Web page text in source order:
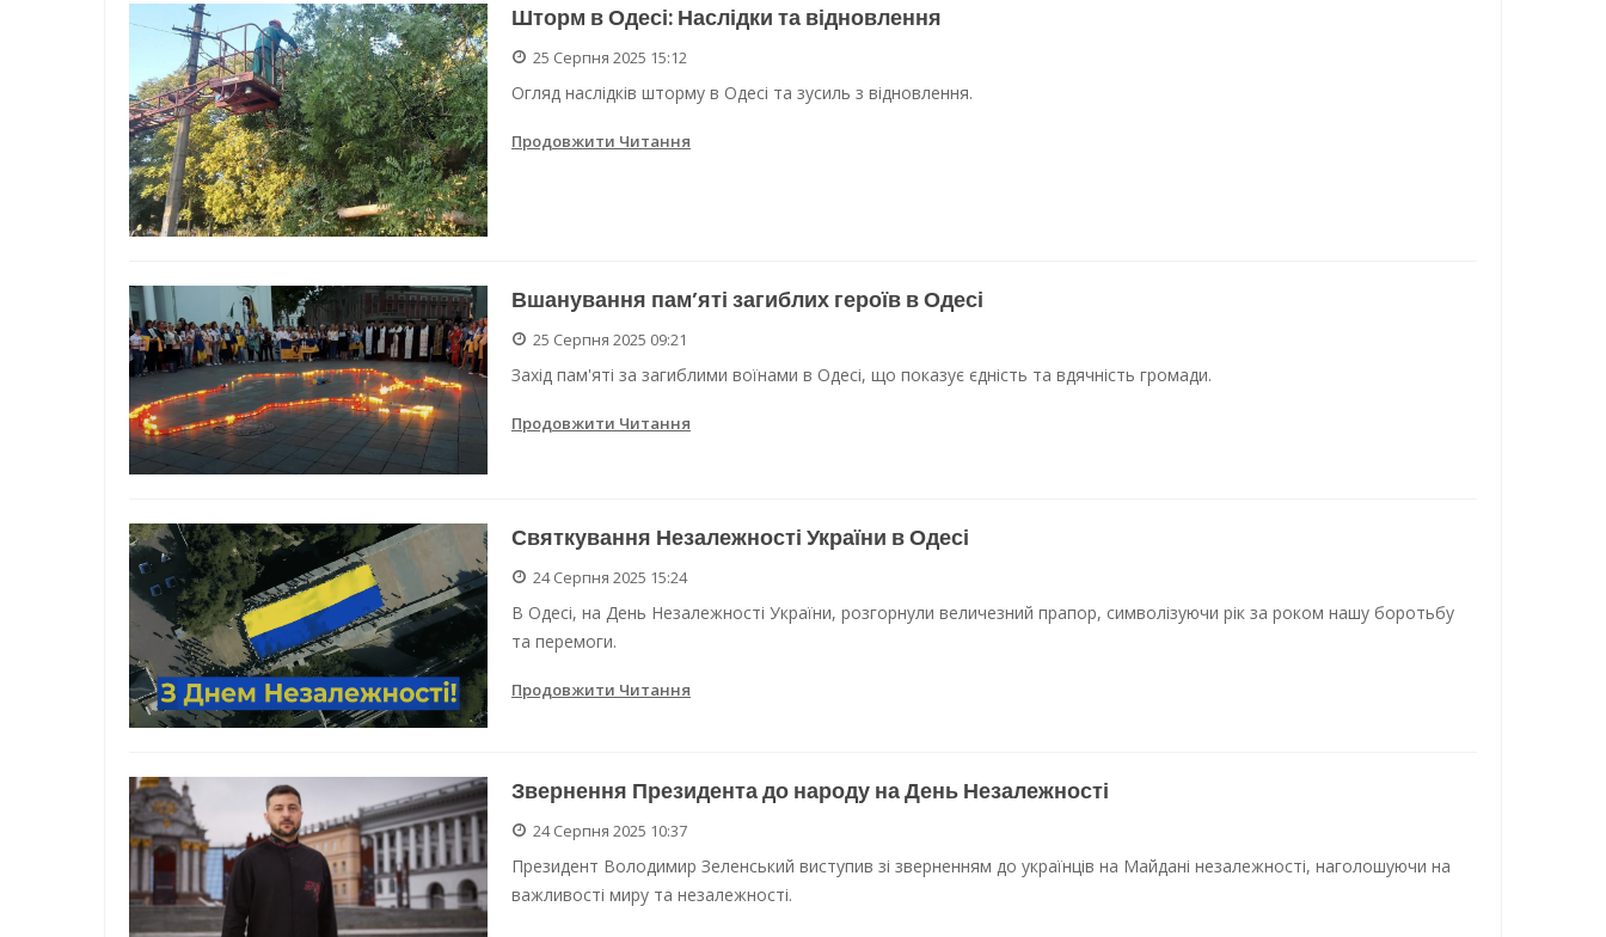
Шторм в Одесі: Наслідки та відновлення
25 Серпня 2025 15:12
Огляд наслідків шторму в Одесі та зусиль з відновлення.
Продовжити Читання
Вшанування пам’яті загиблих героїв в Одесі
25 Серпня 2025 09:21
Захід пам'яті за загиблими воїнами в Одесі, що показує єдність та вдячність громади.
Продовжити Читання
Святкування Незалежності України в Одесі
24 Серпня 2025 15:24
В Одесі, на День Незалежності України, розгорнули величезний прапор, символізуючи рік за роком нашу боротьбу
та перемоги.
Продовжити Читання
Звернення Президента до народу на День Незалежності
24 Серпня 2025 10:37
Президент Володимир Зеленський виступив зі зверненням до українців на Майдані незалежності, наголошуючи на
важливості миру та незалежності.